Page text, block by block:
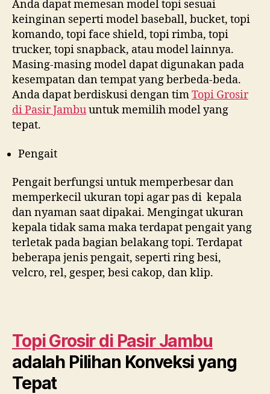
Anda dapat memesan model topi sesuai
keinginan seperti model baseball, bucket, topi
komando, topi face shield, topi rimba, topi
trucker, topi snapback, atau model lainnya.
Masing-masing model dapat digunakan pada
kesempatan dan tempat yang berbeda-beda.
Anda dapat berdiskusi dengan timTopi Grosir
diPasir Jambuuntuk memilih model yang
tepat.
Pengait
Pengait berfungsi untuk memperbesar dan
memperkecil ukuran topi agar pas di kepala
dan nyaman saat dipakai. Mengingat ukuran
kepala tidak sama maka terdapat pengait yang
terletak pada bagian belakang topi. Terdapat
beberapa jenis pengait, seperti ring besi,
velcro, rel, gesper, besi cakop, dan klip.
Topi Grosir di Pasir Jambu
adalah Pilihan Konveksi yang
Tepat